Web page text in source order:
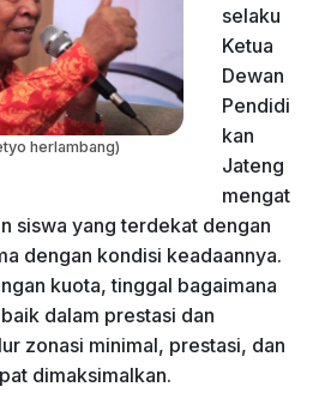
herlambang)
selaku
Ketua
Dewan
Pendidi
kan
Jateng
mengat
siswa yang terdekat dengan
dengan kondisi keadaannya.
kuota, tinggal bagaimana
dalam prestasi dan
zonasi minimal, prestasi, dan
dimaksimalkan.